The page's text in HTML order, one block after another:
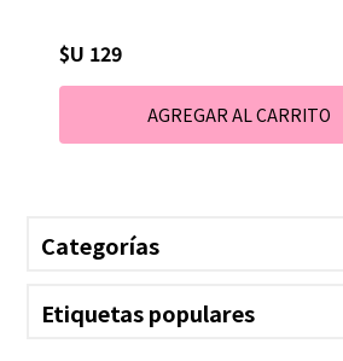
$U 129
Categorías
Etiquetas populares